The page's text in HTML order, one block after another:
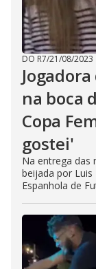
DO R7/21/08/2023
na boca
Copa
gostei'
Na entrega das
beijada por Luis
Espanhola de